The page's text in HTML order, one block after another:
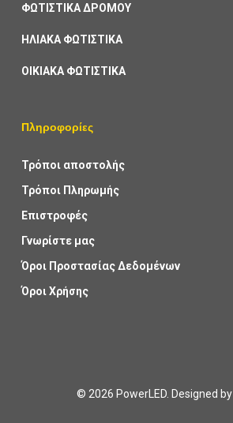
ΦΩΤΙΣΤΙΚΑ ΔΡΟΜΟΥ
ΗΛΙΑΚΑ ΦΩΤΙΣΤΙΚΑ
ΟΙΚΙΑΚΑ ΦΩΤΙΣΤΙΚΑ
Πληροφορίες
Τρόποι αποστολής
Τρόποι Πληρωμής
Επιστροφές
Γνωρίστε μας
Όροι Προστασίας Δεδομένων
Όροι Χρήσης
© 2026 PowerLED. Designed by